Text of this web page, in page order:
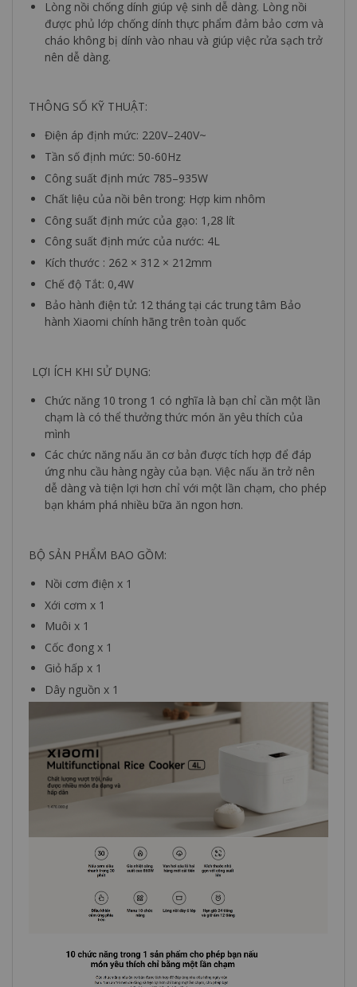
Lòng nồi chống dính giúp vệ sinh dễ dàng. Lòng nồi
được phủ lớp chống dính thực phẩm đảm bảo cơm và
cháo không bị dính vào nhau và giúp việc rửa sạch trở
nên dễ dàng.
THÔNG SỐ KỸ THUẬT:
Điện áp định mức: 220V–240V~
Tần số định mức: 50-60Hz
Công suất định mức 785–935W
Chất liệu của nồi bên trong: Hợp kim nhôm
Công suất định mức của gạo: 1,28 lít
Công suất định mức của nước: 4L
Kích thước : 262 × 312 × 212mm
Chế độ Tắt: 0,4W
Bảo hành điện tử: 12 tháng tại các trung tâm Bảo
hành Xiaomi chính hãng trên toàn quốc
LỢI ÍCH KHI SỬ DỤNG:
Chức năng 10 trong 1 có nghĩa là bạn chỉ cần một lần
chạm là có thể thưởng thức món ăn yêu thích của
mình
Các chức năng nấu ăn cơ bản được tích hợp để đáp
ứng nhu cầu hàng ngày của bạn. Việc nấu ăn trở nên
dễ dàng và tiện lợi hơn chỉ với một lần chạm, cho phép
bạn khám phá nhiều bữa ăn ngon hơn.
BỘ SẢN PHẨM BAO GỒM:
Nồi cơm điện x 1
Xới cơm x 1
Muôi x 1
Cốc đong x 1
Giỏ hấp x 1
Dây nguồn x 1